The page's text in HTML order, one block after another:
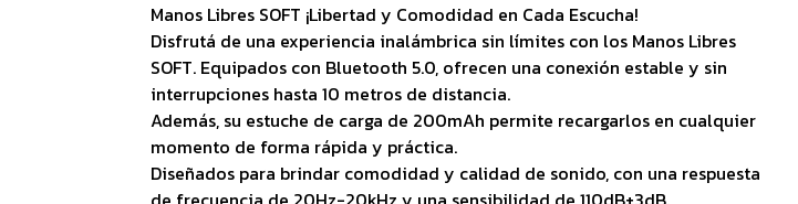
Manos Libres SOFT ¡Libertad y Comodidad en Cada Escucha!
Disfrutá de una experiencia inalámbrica sin límites con los Manos Libres
SOFT. Equipados con Bluetooth 5.0, ofrecen una conexión estable y sin
interrupciones hasta 10 metros de distancia.
Además, su estuche de carga de 200mAh permite recargarlos en cualquier
momento de forma rápida y práctica.
Diseñados para brindar comodidad y calidad de sonido, con una respuesta